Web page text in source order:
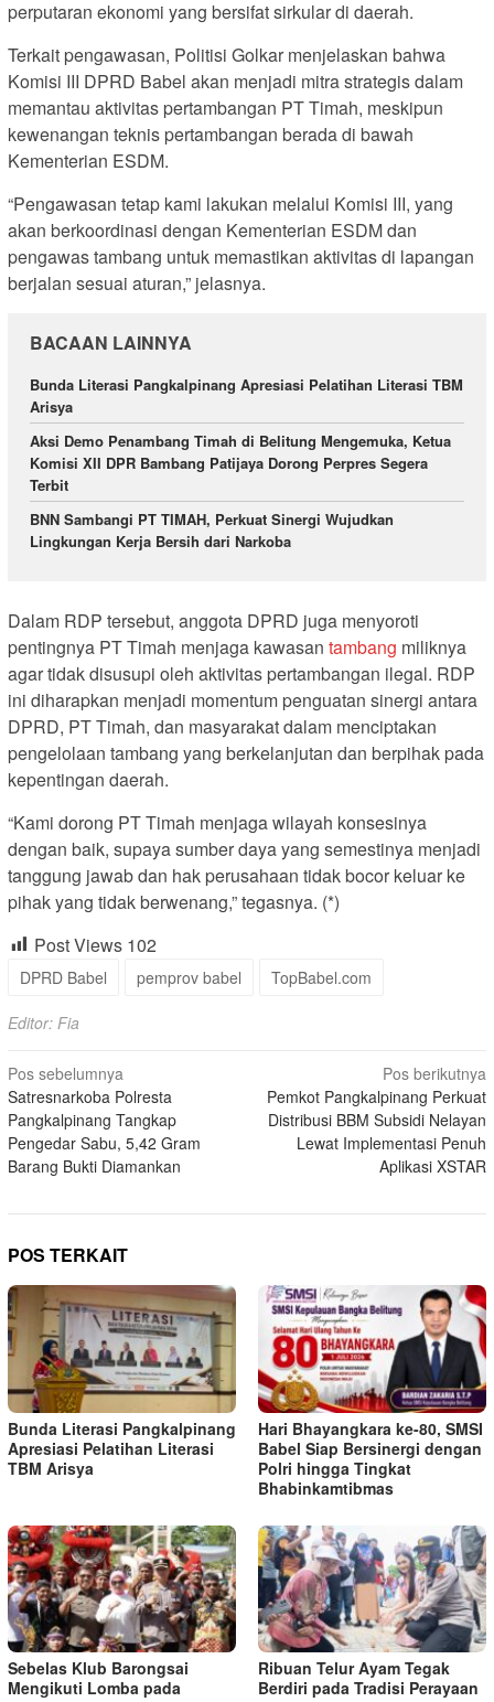
perputaran ekonomi yang bersifat sirkular di daerah.
Terkait pengawasan, Politisi Golkar menjelaskan bahwa
Komisi III DPRD Babel akan menjadi mitra strategis dalam
memantau aktivitas pertambangan PT Timah, meskipun
kewenangan teknis pertambangan berada di bawah
Kementerian ESDM.
“Pengawasan tetap kami lakukan melalui Komisi III, yang
akan berkoordinasi dengan Kementerian ESDM dan
pengawas tambang untuk memastikan aktivitas di lapangan
berjalan sesuai aturan,” jelasnya.
BACAAN LAINNYA
Bunda Literasi Pangkalpinang Apresiasi Pelatihan Literasi TBM
Arisya
Aksi Demo Penambang Timah di Belitung Mengemuka, Ketua
Komisi XII DPR Bambang Patijaya Dorong Perpres Segera
Terbit
BNN Sambangi PT TIMAH, Perkuat Sinergi Wujudkan
Lingkungan Kerja Bersih dari Narkoba
Dalam RDP tersebut, anggota DPRD juga menyoroti
pentingnya PT Timah menjaga kawasan tambang miliknya
agar tidak disusupi oleh aktivitas pertambangan ilegal. RDP
ini diharapkan menjadi momentum penguatan sinergi antara
DPRD, PT Timah, dan masyarakat dalam menciptakan
pengelolaan tambang yang berkelanjutan dan berpihak pada
kepentingan daerah.
“Kami dorong PT Timah menjaga wilayah konsesinya
dengan baik, supaya sumber daya yang semestinya menjadi
tanggung jawab dan hak perusahaan tidak bocor keluar ke
pihak yang tidak berwenang,” tegasnya. (*)
Post Views 102
DPRD Babel pemprov babel TopBabel.com
Editor: Fia
Navigasi
pos
Pos sebelumnya
Satresnarkoba Polresta
Pangkalpinang Tangkap
Pengedar Sabu, 5,42 Gram
Barang Bukti Diamankan
Pos berikutnya
Pemkot Pangkalpinang Perkuat
Distribusi BBM Subsidi Nelayan
Lewat Implementasi Penuh
Aplikasi XSTAR
POS TERKAIT
Bunda Literasi Pangkalpinang
Apresiasi Pelatihan Literasi
TBM Arisya
Hari Bhayangkara ke-80, SMSI
Babel Siap Bersinergi dengan
Polri hingga Tingkat
Bhabinkamtibmas
Sebelas Klub Barongsai
Mengikuti Lomba pada
Ribuan Telur Ayam Tegak
Berdiri pada Tradisi Perayaan